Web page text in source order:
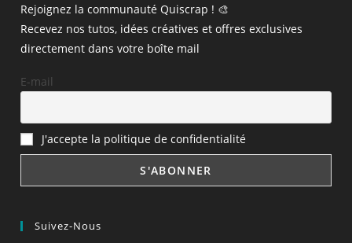
Rejoignez la communauté Quiscrap ! 🎨
Recevez nos tutos, idées créatives et offres exclusives
directement dans votre boîte mail
E-mail
J'accepte la politique de confidentialité
Suivez-Nous